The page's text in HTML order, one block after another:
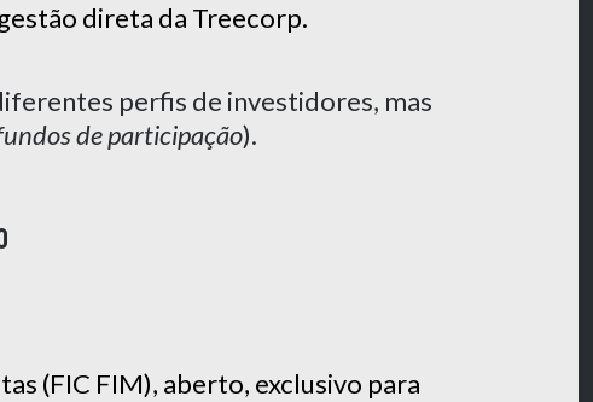
direta da Treecorp.
perfis de investidores, mas
de participação).
(FIC FIM), aberto, exclusivo para